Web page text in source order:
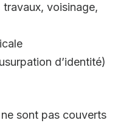
voisinage,
d’identité)
sont pas couverts